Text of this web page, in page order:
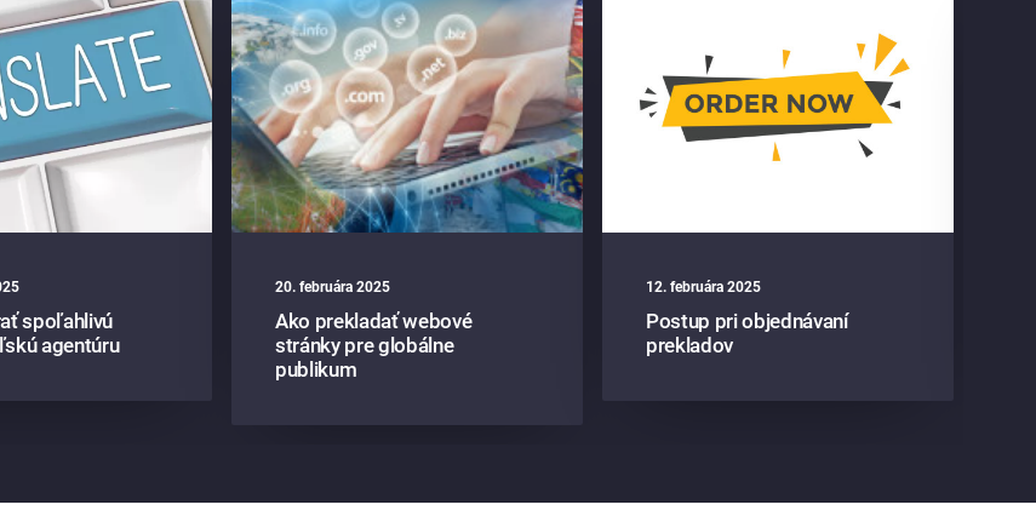
spoľahlivú
agentúru
20. februára 2025
Ako prekladať webové
stránky pre globálne
publikum
12. februára 2025
Postup pri objednávaní
prekladov